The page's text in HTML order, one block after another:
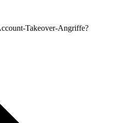
Takeover-Angriffe?